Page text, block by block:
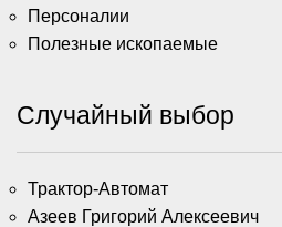
Персоналии
Полезные ископаемые
Случайный выбор
Трактор-Автомат
Азеев Григорий Алексеевич